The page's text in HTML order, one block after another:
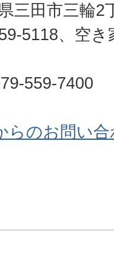
三田市三輪2
5118、空
559-7400
らのお問い